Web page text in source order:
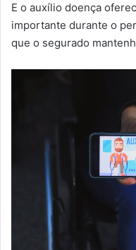
E o auxílio doença
importante durante o
que o segurado